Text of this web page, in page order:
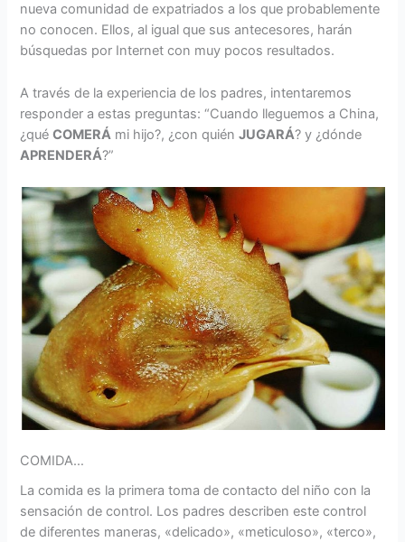
nueva comunidad de expatriados a los que probablemente
no conocen. Ellos, al igual que sus antecesores, harán
búsquedas por Internet con muy pocos resultados.
A través de la experiencia de los padres, intentaremos
responder a estas preguntas: “Cuando lleguemos a China,
¿quéCOMERÁ mi hijo?, ¿con quiénJUGARÁ? y ¿dónde
APRENDERÁ?”
COMIDA…
La comida es la primera toma de contacto del niño con la
sensación de control. Los padres describen este control
de diferentes maneras, «delicado», «meticuloso», «terco»,